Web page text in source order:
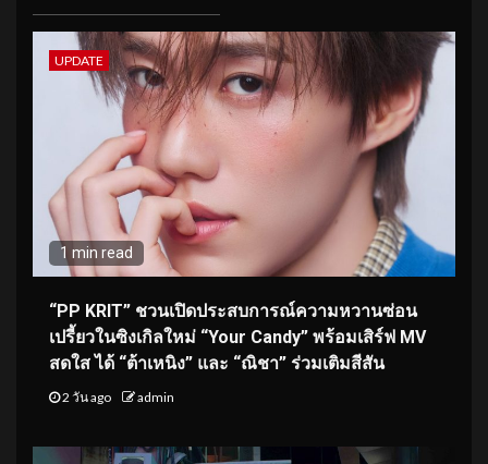
UPDATE
1 min read
“PP KRIT” ชวนเปิดประสบการณ์ความหวานซ่อน
เปรี้ยวในซิงเกิลใหม่ “Your Candy” พร้อมเสิร์ฟ MV
สดใส ได้ “ต้าเหนิง” และ “ณิชา” ร่วมเติมสีสัน
2 วัน ago admin